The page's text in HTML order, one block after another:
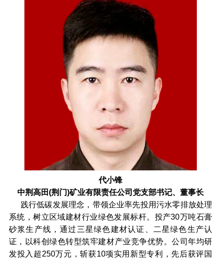
代小锋
中荆高田(荆门)矿业有限责任公司党支部书记、董事长
践行低碳发展理念，带领企业率先投用污水零排放处理
系统，树立区域建材行业绿色发展标杆。投产30万吨石膏
砂浆生产线，通过三星绿色建材认证、二星绿色生产认
证，以科创绿色转型筑牢建材产业竞争优势。公司年均研
发投入超250万元，斩获10项实用新型专利，先后获评国